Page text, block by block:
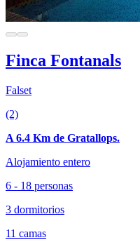
Finca Fontanals
Falset
(2)
A 6.4 Km de Gratallops.
Alojamiento entero
6 - 18 personas
3 dormitorios
11 camas